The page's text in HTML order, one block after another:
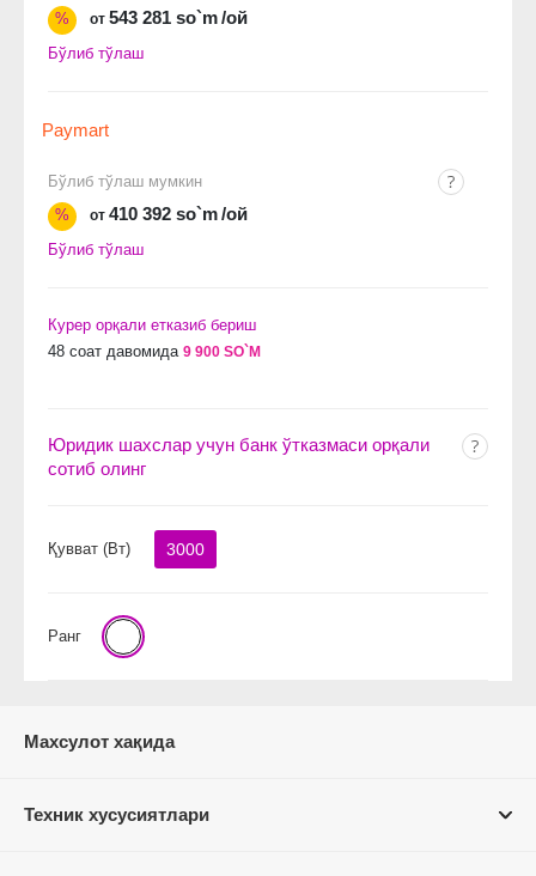
%
от 543 281 so`m/ой
Бўлиб тўлаш
Paymart
Бўлиб тўлаш мумкин
%
от 410 392 so`m/ой
Бўлиб тўлаш
Курер орқали етказиб бериш
48 соат давомида 9 900 SO`M
Юридик шахслар учун банк ўтказмаси орқали
сотиб олинг
Қувват (Вт) 3000
Ранг
Махсулот хақида
Техник хусусиятлари